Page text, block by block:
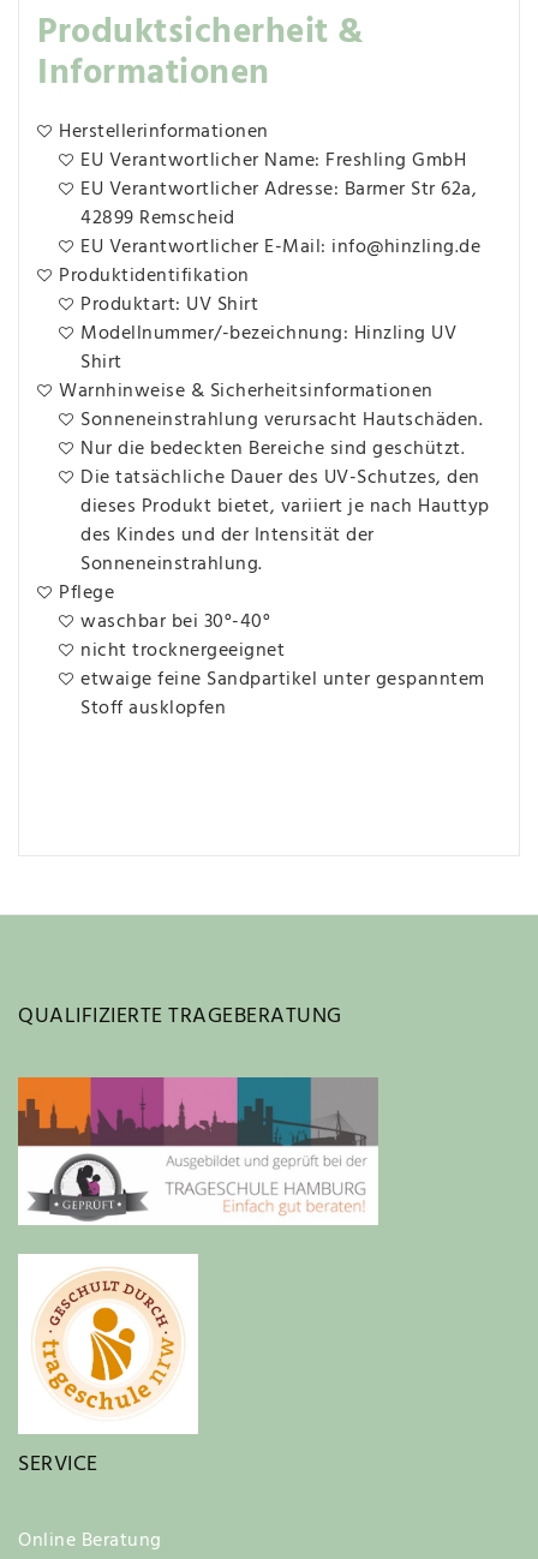
Produktsicherheit &
Informationen
Herstellerinformationen
EU Verantwortlicher Name: Freshling GmbH
EU Verantwortlicher Adresse: Barmer Str 62a,
42899 Remscheid
EU Verantwortlicher E-Mail: info@hinzling.de
Produktidentifikation
Produktart: UV Shirt
Modellnummer/-bezeichnung: Hinzling UV
Shirt
Warnhinweise & Sicherheitsinformationen
Sonneneinstrahlung verursacht Hautschäden.
Nur die bedeckten Bereiche sind geschützt.
Die tatsächliche Dauer des UV-Schutzes, den
dieses Produkt bietet, variiert je nach Hauttyp
des Kindes und der Intensität der
Sonneneinstrahlung.
Pflege
waschbar bei 30°-40°
nicht trocknergeeignet
etwaige feine Sandpartikel unter gespanntem
Stoff ausklopfen
QUALIFIZIERTE TRAGEBERATUNG
SERVICE
Online Beratung